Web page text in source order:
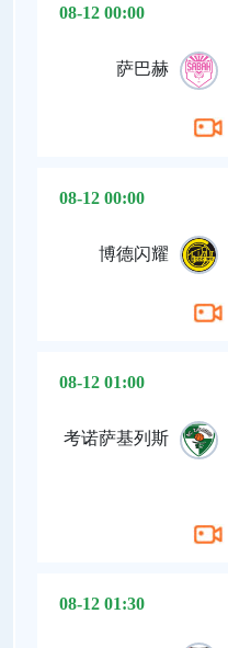
08-12 00:00
萨巴赫
08-12 00:00
博德闪耀
08-12 01:00
考诺萨基列斯
08-12 01:30